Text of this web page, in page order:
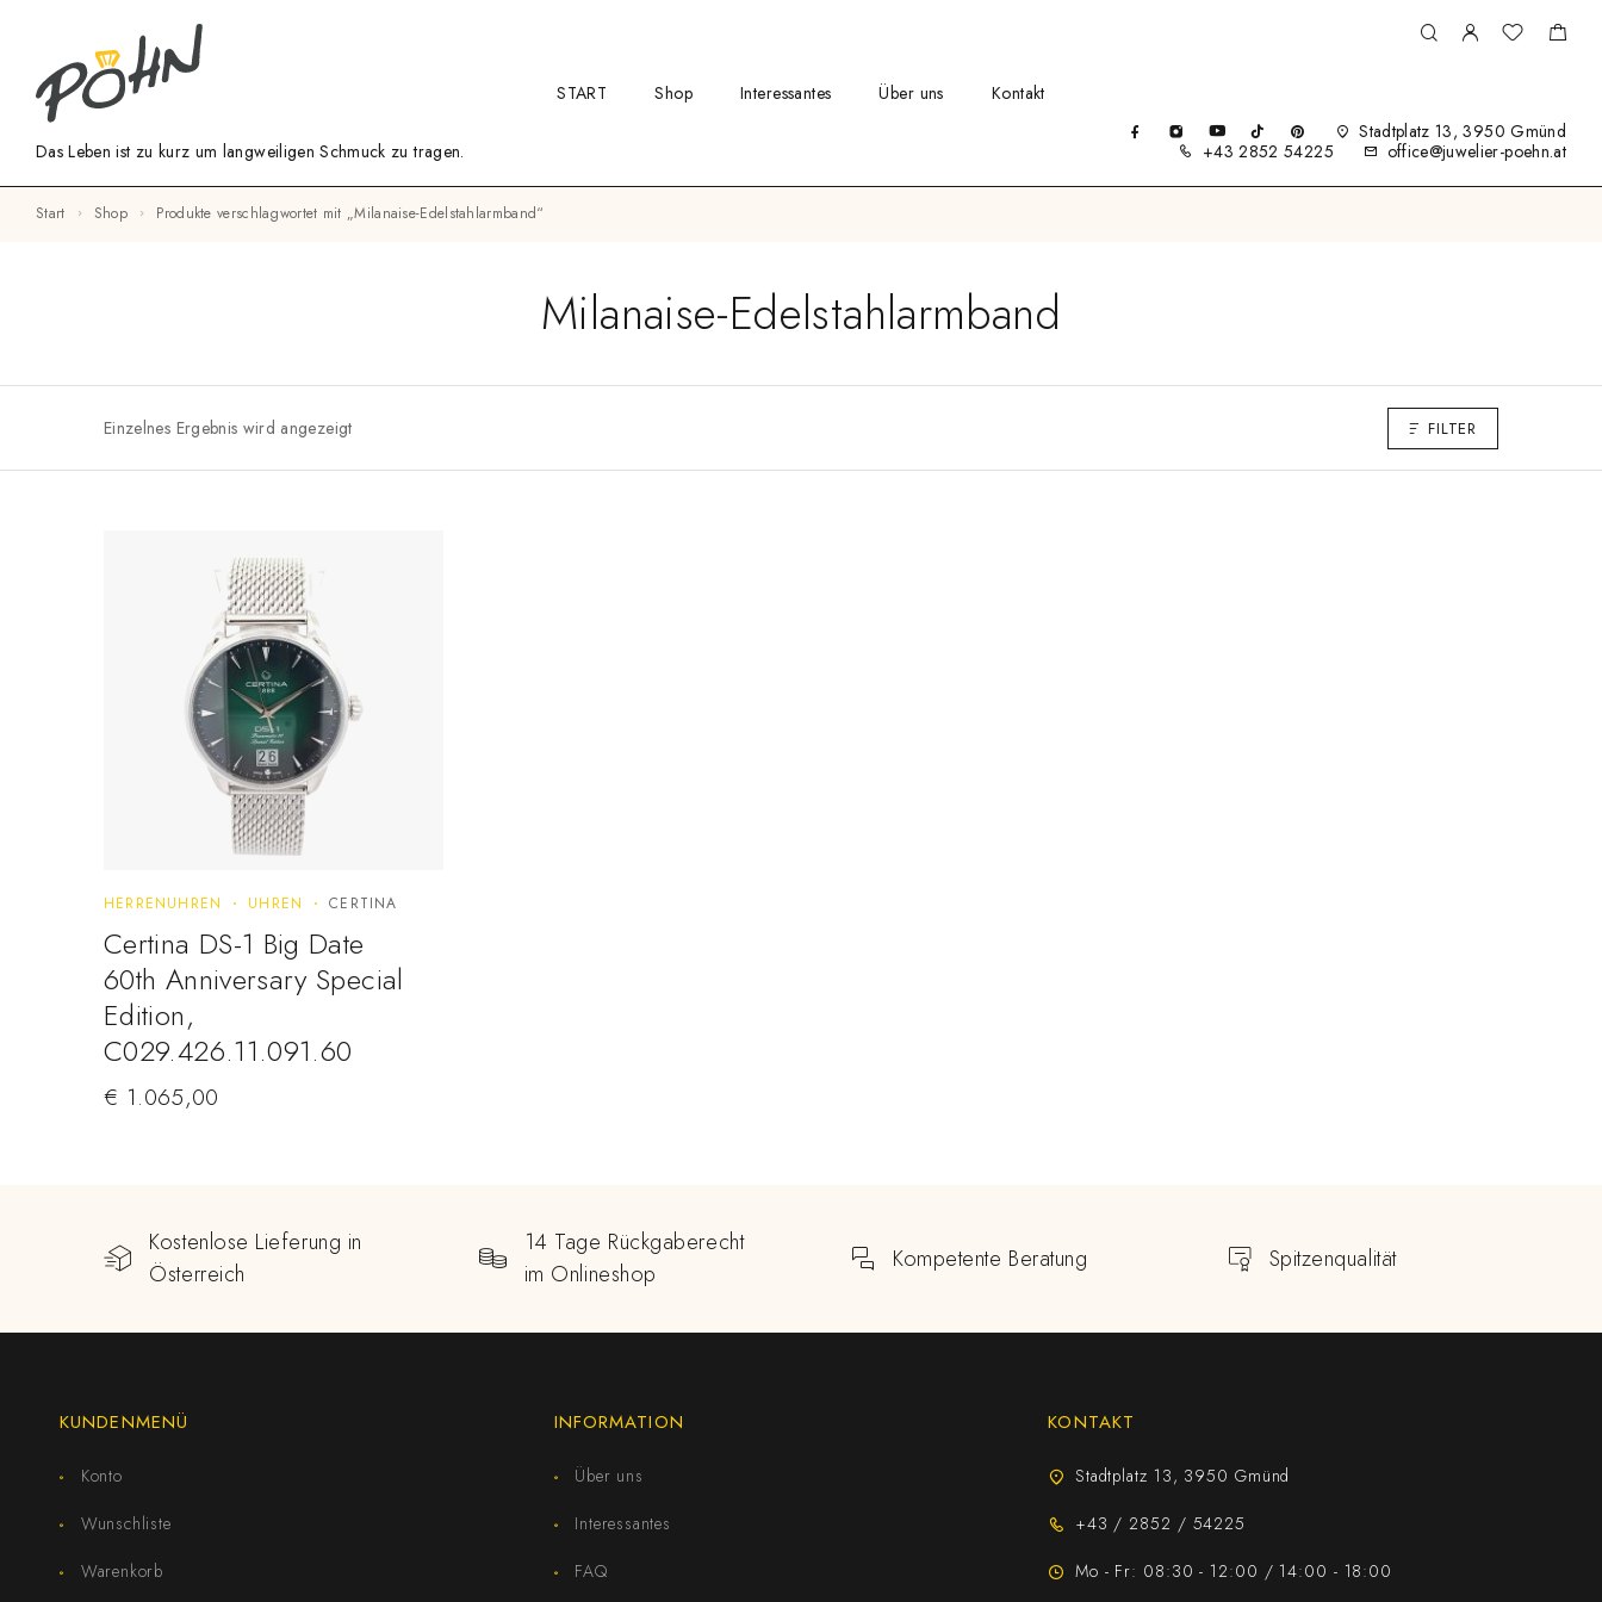
Das Leben ist zu kurz um langweiligen Schmuck zu tragen.
START Shop Interessantes Über uns
Kontakt
Stadtplatz 13, 3950 Gmünd
+43 2852 54225
office@juwelier-poehn.at
Start Shop Produkte verschlagwortet mit „Milanaise-Edelstahlarmband“
Milanaise-Edelstahlarmband
Einzelnes Ergebnis wird angezeigt FILTER
HERRENUHREN UHREN CERTINA
Certina DS-1 Big Date
60th Anniversary Special
Edition,
C029.426.11.091.60
€ 1.065,00
Kostenlose Lieferung in
Österreich
14 Tage Rückgaberecht
im Onlineshop
Kompetente Beratung Spitzenqualität
KUNDENMENÜ
Konto
Wunschliste
Warenkorb
INFORMATION
Über uns
Interessantes
FAQ
KONTAKT
Stadtplatz 13, 3950 Gmünd
+43 / 2852 / 54225
Mo - Fr: 08:30 - 12:00 / 14:00 - 18:00